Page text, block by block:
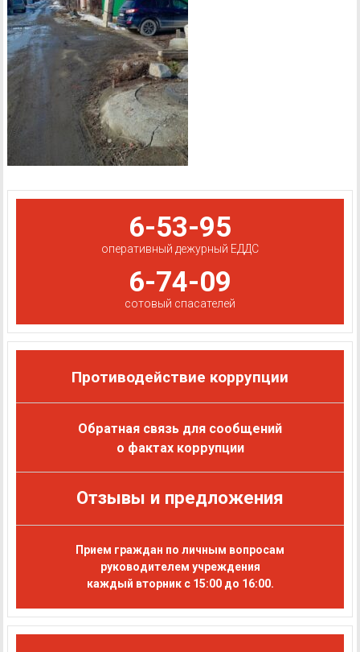
6-53-95
оперативный дежурный ЕДДС
6-74-09
сотовый спасателей
Противодействие коррупции
Обратная связь для сообщений
о фактах коррупции
Отзывы и предложения
Прием граждан по личным вопросам
руководителем учреждения
каждый вторник с 15:00 до 16:00.